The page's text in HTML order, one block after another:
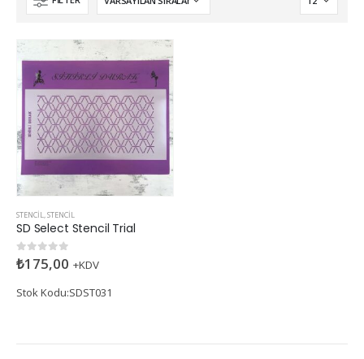
STENCIL,STENCIL
SD Select Stencil Trial
05 üzerinden
₺175,00 +KDV
Stok Kodu:SDST031